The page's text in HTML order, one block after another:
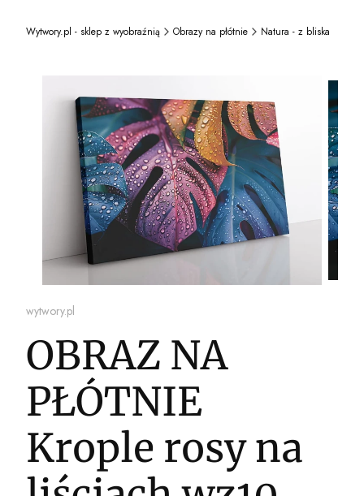
Wytwory.pl - sklep z wyobraźnią Obrazy na płótnie Natura - z bliska
wytwory.pl
OBRAZ NA
PŁÓTNIE
Krople rosy na